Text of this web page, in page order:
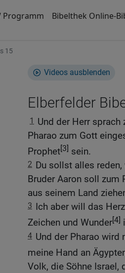
Programm Bibelthek Online-
15
Videos ausblenden
Elberfelder
1 Und der Herr sprach
Pharao zum Gott
Prophet[3] sein.
2 Du sollst alles
Bruder Aaron soll zum
aus seinem Land
3 Ich aber will das
Zeichen und Wunder[4]
4 Und der Pharao wird
meine Hand an
Volk, die Söhne Israel,